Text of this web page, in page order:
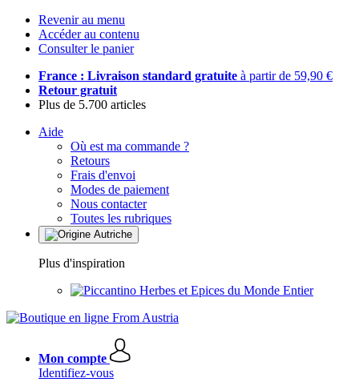
Revenir au menu
Accéder au contenu
Consulter le panier
France : Livraison standard gratuite à partir de 59,90 €
Retour gratuit
Plus de 5.700 articles
Aide
Où est ma commande ?
Retours
Frais d'envoi
Modes de paiement
Nous contacter
Toutes les rubriques
Plus d'inspiration
Herbes et Epices du Monde Entier
Mon compte
Identifiez-vous